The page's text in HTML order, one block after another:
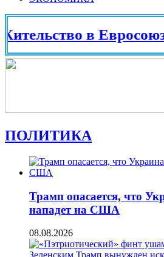
в Евросоюзе и
ПОЛИТИКА
Трамп опасается, что
нападет на США
08.08.2026